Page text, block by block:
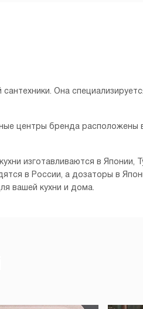
Она
центры бренда
изготавливаются в
в России, а дозаторы в
вашей кухни и дома.